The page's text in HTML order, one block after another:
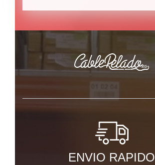
ENVIO RAPIDO